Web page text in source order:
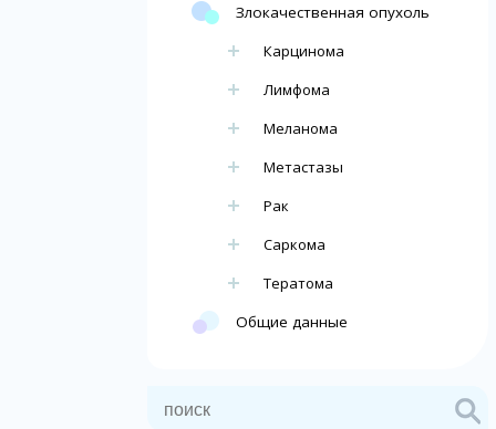
Злокачественная опухоль
Карцинома
Лимфома
Меланома
Метастазы
Рак
Саркома
Тератома
Общие данные